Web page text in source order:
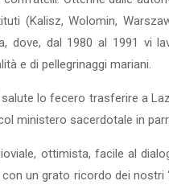
(Kalisz, Wolomin,
dove, dal 1980 al 1991 vi
e di pellegrinaggi mariani.
lo fecero trasferire a
ministero sacerdotale in
ottimista, facile al
un grato ricordo dei